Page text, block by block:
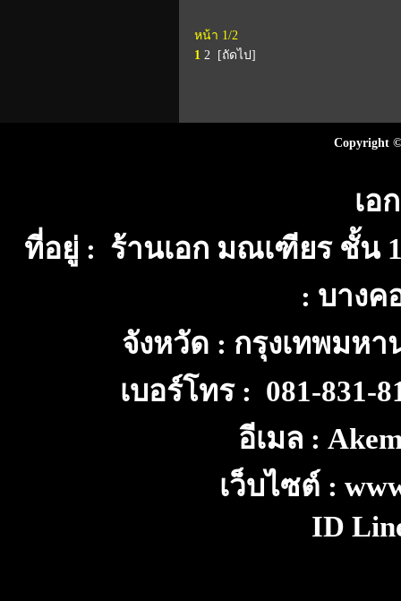
หน้า 1/2
1 2 [ถัดไป]
Copyright ©
เอ
ที่อยู่ : ร้านเอก มณเฑียร ชั้น
: บางค
จังหวัด : กรุงเทพมห
เบอร์โทร : 081-
อีเมล :
เว็บไซต์ :
ID